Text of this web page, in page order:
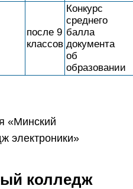
после 9
классов
Конкурс
среднего
балла
документа
об
образовании
«Минский
электроники»
колледж